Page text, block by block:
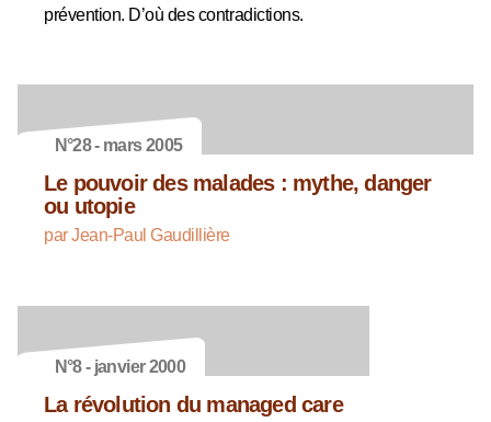
prévention. D’où des contradictions.
N°28 - mars 2005
Le pouvoir des malades : mythe, danger
ou utopie
par Jean-Paul Gaudillière
N°8 - janvier 2000
La révolution du managed care